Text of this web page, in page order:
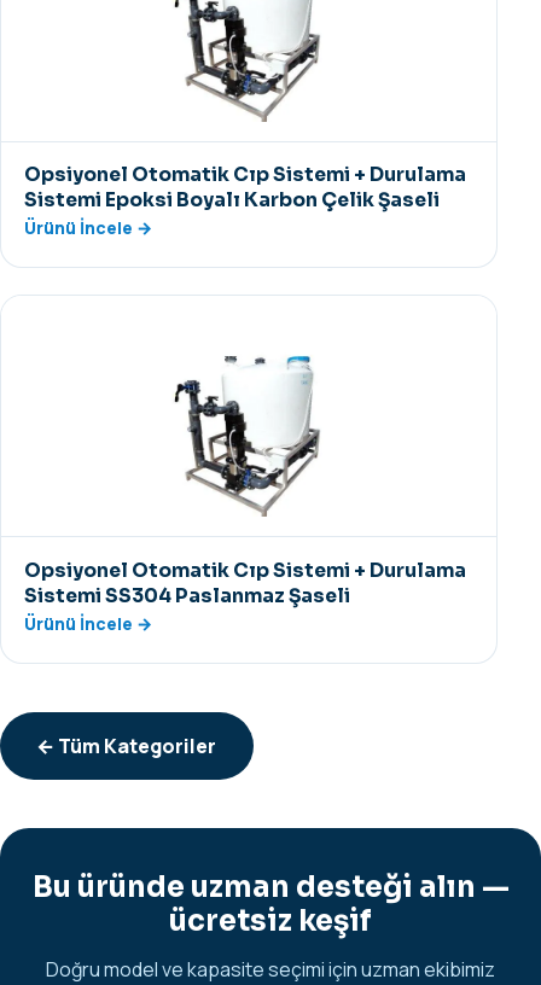
Opsiyonel Otomatik Cıp Sistemi + Durulama
Sistemi Epoksi Boyalı Karbon Çelik Şaseli
Ürünü İncele →
Opsiyonel Otomatik Cıp Sistemi + Durulama
Sistemi SS304 Paslanmaz Şaseli
Ürünü İncele →
← Tüm Kategoriler
Bu üründe uzman desteği alın —
ücretsiz keşif
Doğru model ve kapasite seçimi için uzman ekibimiz